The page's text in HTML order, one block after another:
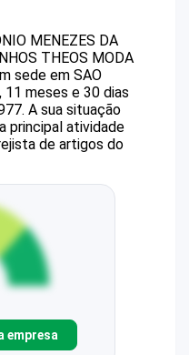
MENEZES DA
THEOS MODA
sede em SAO
11 meses e 30 dias
A sua situação
principal atividade
de artigos do
empresa